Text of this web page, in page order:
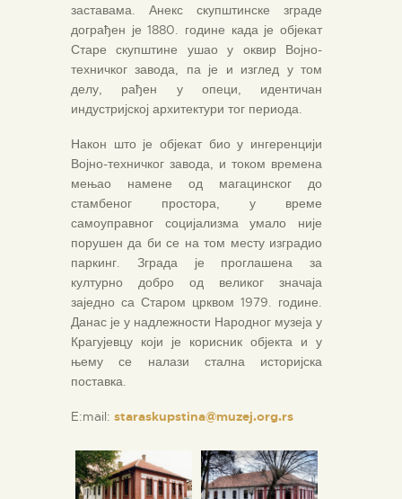
заставама. Анекс скупштинске зграде
дограђен је 1880. године када је објекат
Старе скупштине ушао у оквир Војно-
техничког завода, па је и изглед у том
делу, рађен у опеци, идентичан
индустријској архитектури тог периода.
Након што је објекат био у ингеренцији
Војно-техничког завода, и током времена
мењао намене од магацинског до
стамбеног простора, у време
самоуправног социјализма умало није
порушен да би се на том месту изградио
паркинг. Зграда је проглашена за
културно добро од великог значаја
заједно са Старом црквом 1979. године.
Данас је у надлежности Народног музеја у
Крагујевцу који је корисник објекта и у
њему се налази стална историјска
поставка.
E:mail: staraskupstina@muzej.org.rs